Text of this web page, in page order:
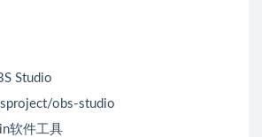
Studio
obs-studio
软件工具